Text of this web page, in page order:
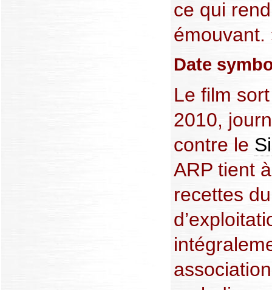
ce qui
émouvant.
Date
Le film
2010,
contre le
ARP tient
recettes